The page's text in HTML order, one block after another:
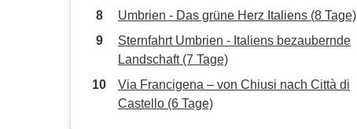
Umbrien - Das grüne Herz Italiens (8 Tage)
Sternfahrt Umbrien - Italiens bezaubernde
Landschaft (7 Tage)
Via Francigena – von Chiusi nach Città di
Castello (6 Tage)